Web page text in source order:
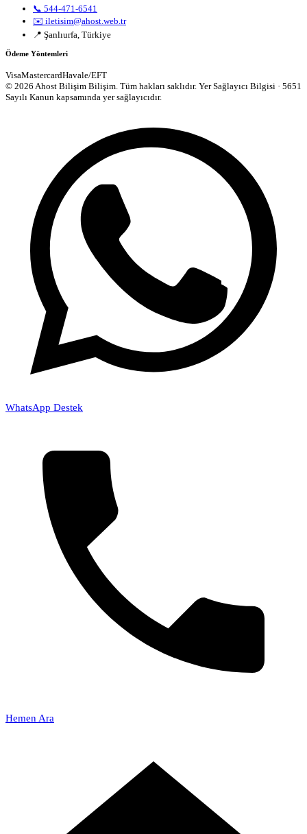
📞 544-471-6541
✉️ iletisim@ahost.web.tr
📍 Şanlıurfa, Türkiye
Ödeme Yöntemleri
VisaMastercardHavale/EFT
© 2026 Ahost Bilişim Bilişim. Tüm hakları saklıdır. Yer Sağlayıcı Bilgisi · 5651
Sayılı Kanun kapsamında yer sağlayıcıdır.
WhatsApp Destek
Hemen Ara